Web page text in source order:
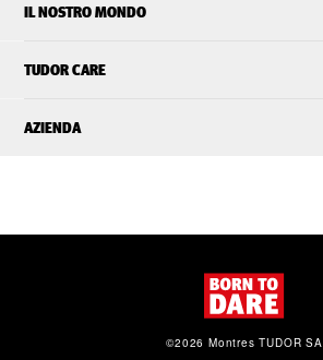
IL NOSTRO MONDO
TUDOR CARE
AZIENDA
©2026 Montres TUDOR SA